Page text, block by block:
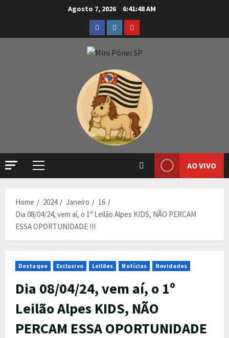
Agosto 7, 2026 6:41:49 AM
AO VIVO
Home 2024 Janeiro
16
Dia 08/04/24, vem aí, o 1º Leilão Alpes KIDS, NÃO PERCAM
ESSA OPORTUNIDADE !!!
Destaque Exclusivo Leilões Notícias Novidades
Dia 08/04/24, vem aí, o 1º
Leilão Alpes KIDS, NÃO
PERCAM ESSA OPORTUNIDADE